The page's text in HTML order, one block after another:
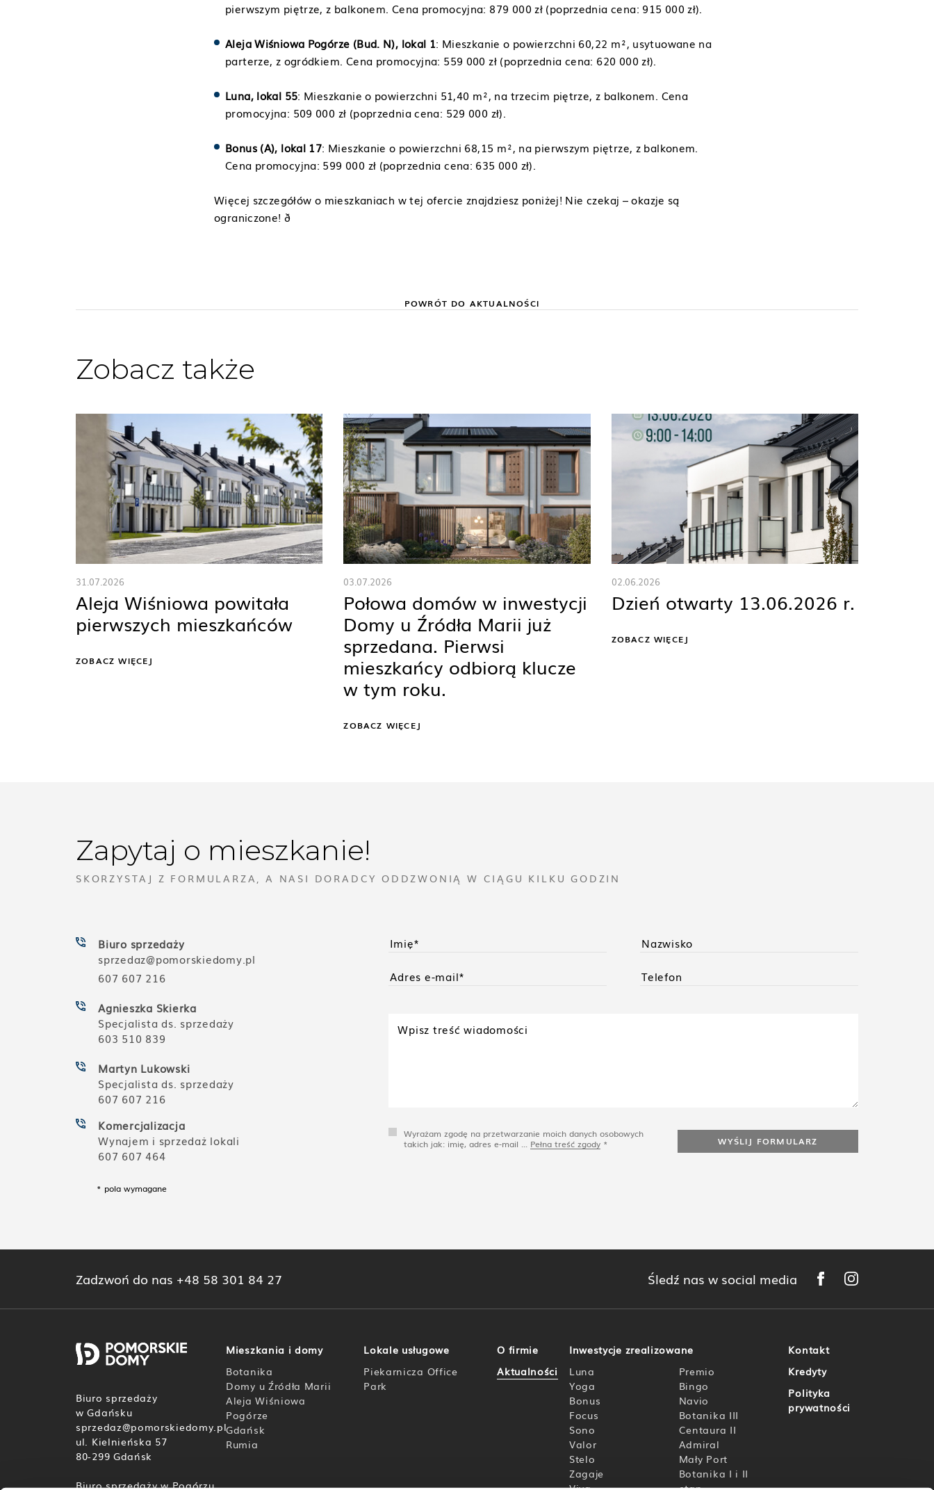
pierwszym piętrze, z balkonem. Cena promocyjna: 879 000 zł (poprzednia cena: 915 000 zł).
Aleja Wiśniowa Pogórze (Bud. N), lokal 1: Mieszkanie o powierzchni 60,22 m², usytuowane na
parterze, z ogródkiem. Cena promocyjna: 559 000 zł (poprzednia cena: 620 000 zł).
Luna, lokal 55: Mieszkanie o powierzchni 51,40 m², na trzecim piętrze, z balkonem. Cena
promocyjna: 509 000 zł (poprzednia cena: 529 000 zł).
Bonus (A), lokal 17: Mieszkanie o powierzchni 68,15 m², na pierwszym piętrze, z balkonem.
Cena promocyjna: 599 000 zł (poprzednia cena: 635 000 zł).
Więcej szczegółów o mieszkaniach w tej ofercie znajdziesz poniżej! Nie czekaj – okazje są
ograniczone! ð
POWRÓT DO AKTUALNOŚCI
Zobacz także
31.07.2026
Aleja Wiśniowa powitała
pierwszych mieszkańców
ZOBACZ WIĘCEJ
03.07.2026
Połowa domów w inwestycji
Domy u Źródła Marii już
sprzedana. Pierwsi
mieszkańcy odbiorą klucze
w tym roku.
ZOBACZ WIĘCEJ
02.06.2026
Dzień otwarty 13.06.2026 r.
ZOBACZ WIĘCEJ
Zapytaj o mieszkanie!
SKORZYSTAJ Z FORMULARZA, A NASI DORADCY ODDZWONIĄ W CIĄGU KILKU GODZIN
Biuro sprzedaży
sprzedaz@pomorskiedomy.pl
607 607 216
Agnieszka Skierka
Specjalista ds. sprzedaży
603 510 839
Martyn Lukowski
Specjalista ds. sprzedaży
607 607 216
Komercjalizacja
Wynajem i sprzedaż lokali
607 607 464
* pola wymagane
Wyrażam zgodę na przetwarzanie moich danych osobowych
takich jak: imię, adres e-mail ... Pełna treść zgody * WYŚLIJ FORMULARZ
Zadzwoń do nas +48 58 301 84 27 Śledź nas w social media
Biuro sprzedaży
w Gdańsku
sprzedaz@pomorskiedomy.pl
ul. Kielnieńska 57
80-299 Gdańsk
Biuro sprzedaży w Pogórzu
Mieszkania i domy
Botanika
Domy u Źródła Marii
Aleja Wiśniowa
Pogórze
Gdańsk
Rumia
Lokale usługowe
Piekarnicza Office
Park
O firmie
Aktualności
Inwestycje zrealizowane
Luna
Yoga
Bonus
Focus
Sono
Valor
Stelo
Zagaje
Premio
Bingo
Navio
Botanika III
Centaura II
Admiral
Mały Port
Botanika I i II
Kontakt
Kredyty
Polityka
prywatności